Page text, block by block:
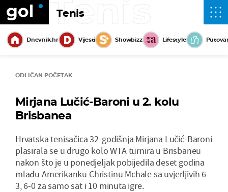
Tenis
Tenis
Dnevnik.hr Vijesti Showbizz Lifestyle
ODLIČAN POČETAK
Mirjana Lučić-Baroni u 2. kolu
Brisbanea
Hrvatska tenisačica 32-godišnja Mirjana Lučić-Baroni
plasirala se u drugo kolo WTA turnira u Brisbaneu
nakon što je u ponedjeljak pobijedila deset godina
mlađu Amerikanku Christinu Mchale sa uvjerljivih 6-
3, 6-0 za samo sat i 10 minuta igre.